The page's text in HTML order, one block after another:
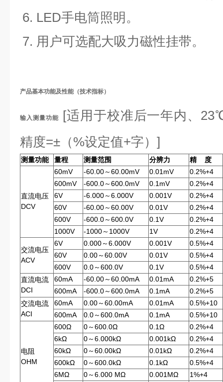
6. LED手电筒照明。
7. 用户可选配大吸力磁性挂带。
产品基本功能及性能（技术指标）
输入测量功能
[适用于校准后一年内、
精度=±（%设定值+字）]
测量功能 量程 测量范围 分辨力 精 度
直流电压
DCV
60mV -60.00～60.00mV 0.01mV
0.2%+4
600mV
-600.0～600.0mV 0.1mV
0.2%+4
6V
-6.000～6.000V 0.001V
0.2%+4
60V
-60.00～60.00V 0.01V
0.2%+4
600V
-600.0～600.0V 0.1V
0.2%+4
1000V
-1000～1000V 1V 0.2%+4
交流电压
ACV
6V 0.000～6.000V 0.001V
0.5%+4
60V
0.00～60.00V 0.01V
0.5%+4
600V
0.0～600.0V 0.1V
0.5%+4
直流电流
DCI
60mA -60.00～60.00mA 0.01mA
0.2%+5
600mA
-600.0～600.0mA 0.1mA
0.2%+5
交流电流
ACI
60mA 0.00～60.00mA 0.01mA
0.5%+10
600mA
0.0～600.0mA 0.1mA 0.5%+10
电阻
OHM
600Ω 0～600.0Ω 0.1Ω
0.2%+4
6kΩ
0～6.000kΩ 0.001kΩ
0.2%+4
60kΩ
0～60.00kΩ 0.01kΩ
0.2%+4
600kΩ
0～600.0kΩ 0.1kΩ
0.5%+4
6MΩ
0～6.000 MΩ 0.001MΩ
1%+4